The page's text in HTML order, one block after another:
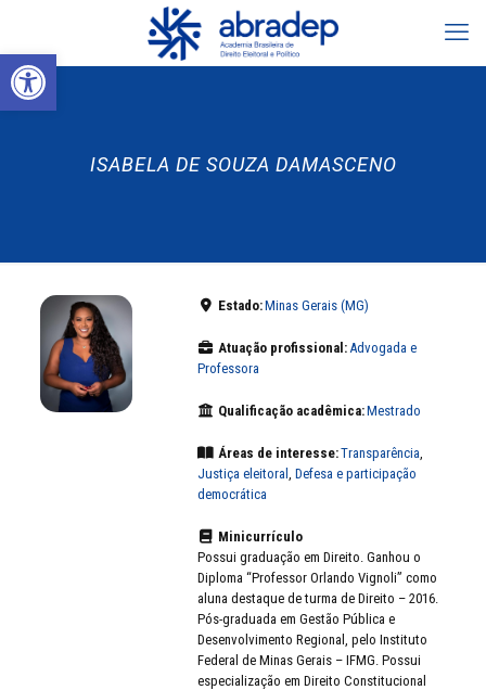
Abrir a barra de ferramentas
ISABELA DE SOUZA DAMASCENO
Estado:Minas Gerais (MG)
Atuação profissional:Advogada e
Professora
Qualificação acadêmica:Mestrado
Áreas de interesse:Transparência,
Justiça eleitoral , Defesa e participação
democrática
Minicurrículo
Possui graduação em Direito. Ganhou o
Diploma “Professor Orlando Vignoli” como
aluna destaque de turma de Direito – 2016.
Pós-graduada em Gestão Pública e
Desenvolvimento Regional, pelo Instituto
Federal de Minas Gerais – IFMG. Possui
especialização em Direito Constitucional